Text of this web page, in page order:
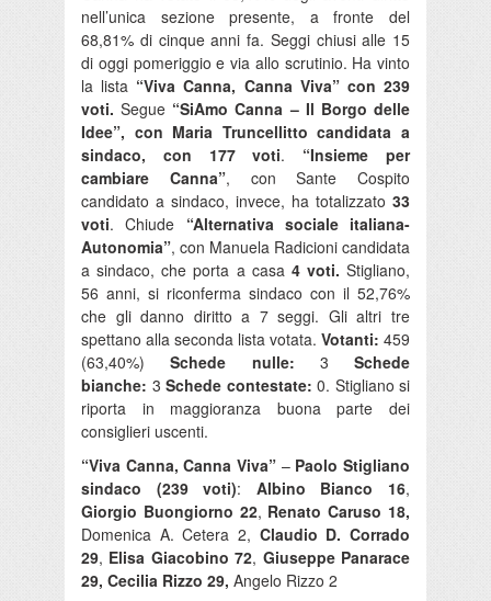
nell’unica sezione presente, a fronte del
68,81% di cinque anni fa. Seggi chiusi alle 15
di oggi pomeriggio e via allo scrutinio. Ha vinto
la lista “Viva Canna, Canna Viva” con 239
voti. Segue “SiAmo Canna – Il Borgo delle
Idee”, con Maria Truncellitto candidata a
sindaco, con 177 voti. “Insieme per
cambiare Canna”, con Sante Cospito
candidato a sindaco, invece, ha totalizzato 33
voti. Chiude “Alternativa sociale italiana-
Autonomia”, con Manuela Radicioni candidata
a sindaco, che porta a casa 4 voti. Stigliano,
56 anni, si riconferma sindaco con il 52,76%
che gli danno diritto a 7 seggi. Gli altri tre
spettano alla seconda lista votata. Votanti: 459
(63,40%) Schede nulle: 3 Schede
bianche: 3 Schede contestate: 0. Stigliano si
riporta in maggioranza buona parte dei
consiglieri uscenti.
“Viva Canna, Canna Viva” – Paolo Stigliano
sindaco (239 voti): Albino Bianco 16,
Giorgio Buongiorno 22, Renato Caruso 18,
Domenica A. Cetera 2, Claudio D. Corrado
29, Elisa Giacobino 72, Giuseppe Panarace
29, Cecilia Rizzo 29, Angelo Rizzo 2